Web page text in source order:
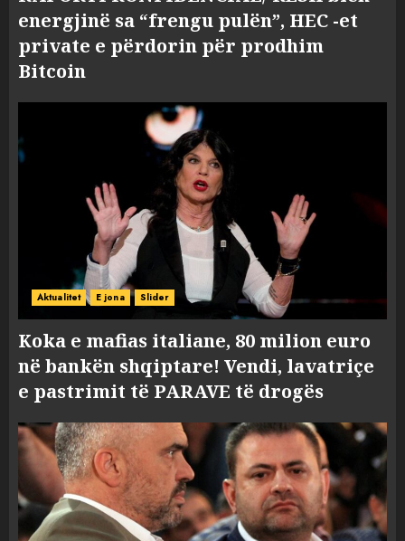
energjinë sa “frengu pulën”, HEC -et
private e përdorin për prodhim
Bitcoin
Aktualitet E jona Slider
Koka e mafias italiane, 80 milion euro
në bankën shqiptare! Vendi, lavatriçe
e pastrimit të PARAVE të drogës